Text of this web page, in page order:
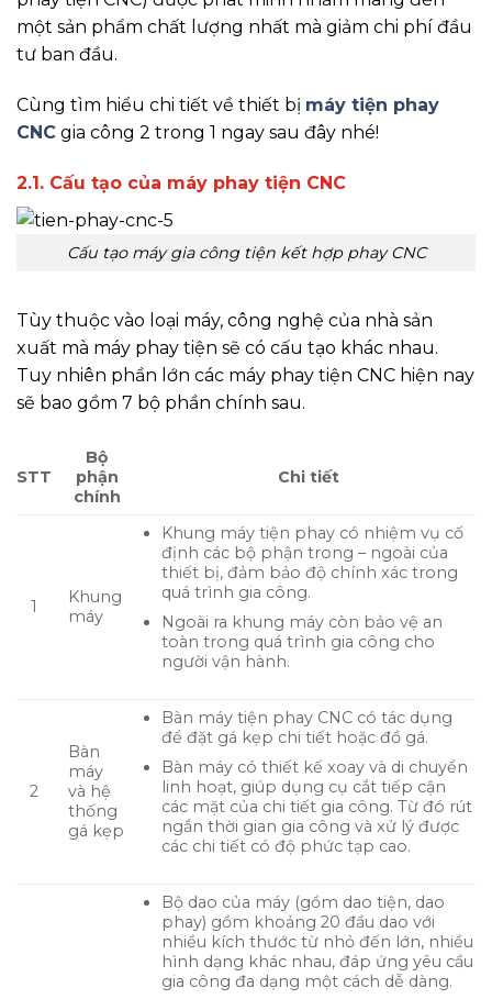
một sản phẩm chất lượng nhất mà giảm chi phí đầu
tư ban đầu.
Cùng tìm hiểu chi tiết về thiết bị máy tiện phay
CNC gia công 2 trong 1 ngay sau đây nhé!
2.1. Cấu tạo của máy phay tiện CNC
Cấu tạo máy gia công tiện kết hợp phay CNC
Tùy thuộc vào loại máy, công nghệ của nhà sản
xuất mà máy phay tiện sẽ có cấu tạo khác nhau.
Tuy nhiên phần lớn các máy phay tiện CNC hiện nay
sẽ bao gồm 7 bộ phần chính sau.
STT
Bộ
phận
chính
Chi tiết
1
Khung
máy
Khung máy tiện phay có nhiệm vụ cố
định các bộ phận trong – ngoài của
thiết bị, đảm bảo độ chính xác trong
quá trình gia công.
Ngoài ra khung máy còn bảo vệ an
toàn trong quá trình gia công cho
người vận hành.
2
Bàn
máy
và hệ
thống
gá kẹp
Bàn máy tiện phay CNC có tác dụng
để đặt gá kẹp chi tiết hoặc đồ gá.
Bàn máy có thiết kế xoay và di chuyển
linh hoạt, giúp dụng cụ cắt tiếp cận
các mặt của chi tiết gia công. Từ đó rút
ngắn thời gian gia công và xử lý được
các chi tiết có độ phức tạp cao.
Bộ dao của máy (gồm dao tiện, dao
phay) gồm khoảng 20 đầu dao với
nhiều kích thước từ nhỏ đến lớn, nhiều
hình dạng khác nhau, đáp ứng yêu cầu
gia công đa dạng một cách dễ dàng.